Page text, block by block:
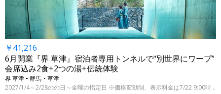
￥41,216
6月開業『界 草津』宿泊者専用トンネルで“別世界にワープ”
会席込み2食+2つの湯+伝統体験
界 草津 • 群馬・草津
2027/1/4～2/28のの日～金曜の指定日 ※価格変動制、表示料金は7/22 9:00時点